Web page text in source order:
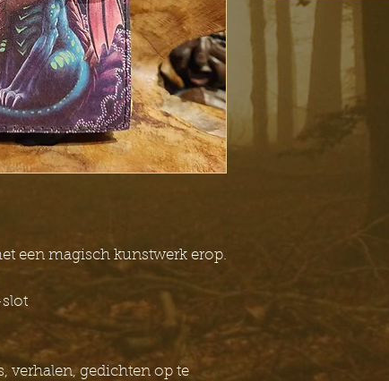
een magisch kunstwerk erop.
slot
verhalen, gedichten op te